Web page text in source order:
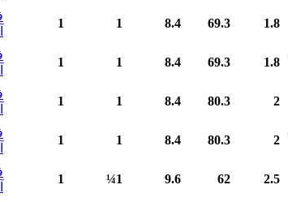
1.8
69.3
8.4
1
1
1.8
69.3
8.4
1
1
2
80.3
8.4
1
1
2
80.3
8.4
1
1
2.5
62
9.6
1¼
1